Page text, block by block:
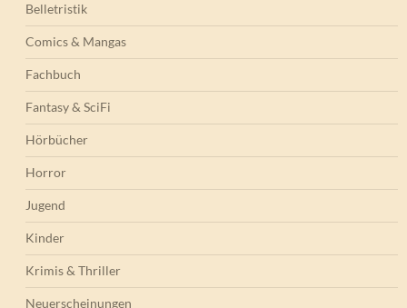
Belletristik
Comics & Mangas
Fachbuch
Fantasy & SciFi
Hörbücher
Horror
Jugend
Kinder
Krimis & Thriller
Neuerscheinungen